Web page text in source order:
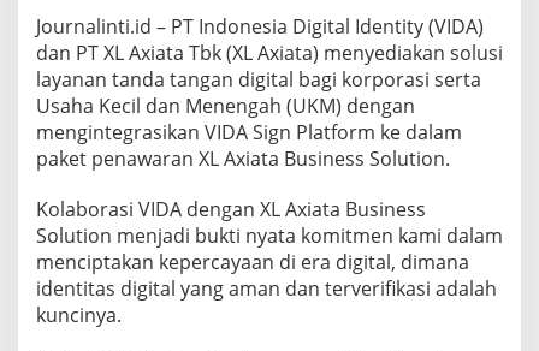
o
r
o
r
a
s
u
n
a
k
a
Journalinti.id – PT Indonesia Digital Identity (VIDA)
dan PT XL Axiata Tbk (XL Axiata) menyediakan solusi
layanan tanda tangan digital bagi korporasi serta
Usaha Kecil dan Menengah (UKM) dengan
mengintegrasikan VIDA Sign Platform ke dalam
paket penawaran XL Axiata Business Solution.
Kolaborasi VIDA dengan XL Axiata Business
Solution menjadi bukti nyata komitmen kami dalam
menciptakan kepercayaan di era digital, dimana
identitas digital yang aman dan terverifikasi adalah
kuncinya.